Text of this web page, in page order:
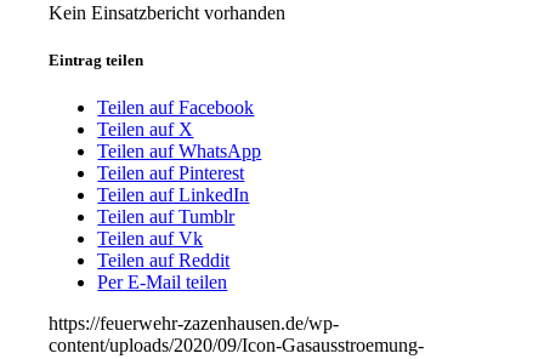
Kein Einsatzbericht vorhanden
Eintrag teilen
Teilen auf Facebook
Teilen auf X
Teilen auf WhatsApp
Teilen auf Pinterest
Teilen auf LinkedIn
Teilen auf Tumblr
Teilen auf Vk
Teilen auf Reddit
Per E-Mail teilen
https://feuerwehr-zazenhausen.de/wp-
content/uploads/2020/09/Icon-Gasausstroemung-